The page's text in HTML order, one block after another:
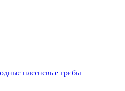
плесневые грибы